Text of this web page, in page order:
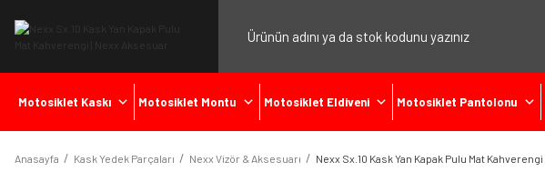
Motosiklet Kaskı Motosiklet Montu Motosiklet Eldiveni Motosiklet Pantolonu
Anasayfa Kask Yedek Parçaları Nexx Vizör & Aksesuarı Nexx Sx.10 Kask Yan Kapak Pulu Mat Kahverengi